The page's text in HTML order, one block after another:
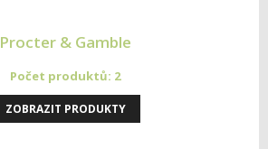
Procter & Gamble
Počet produktů: 2
ZOBRAZIT PRODUKTY